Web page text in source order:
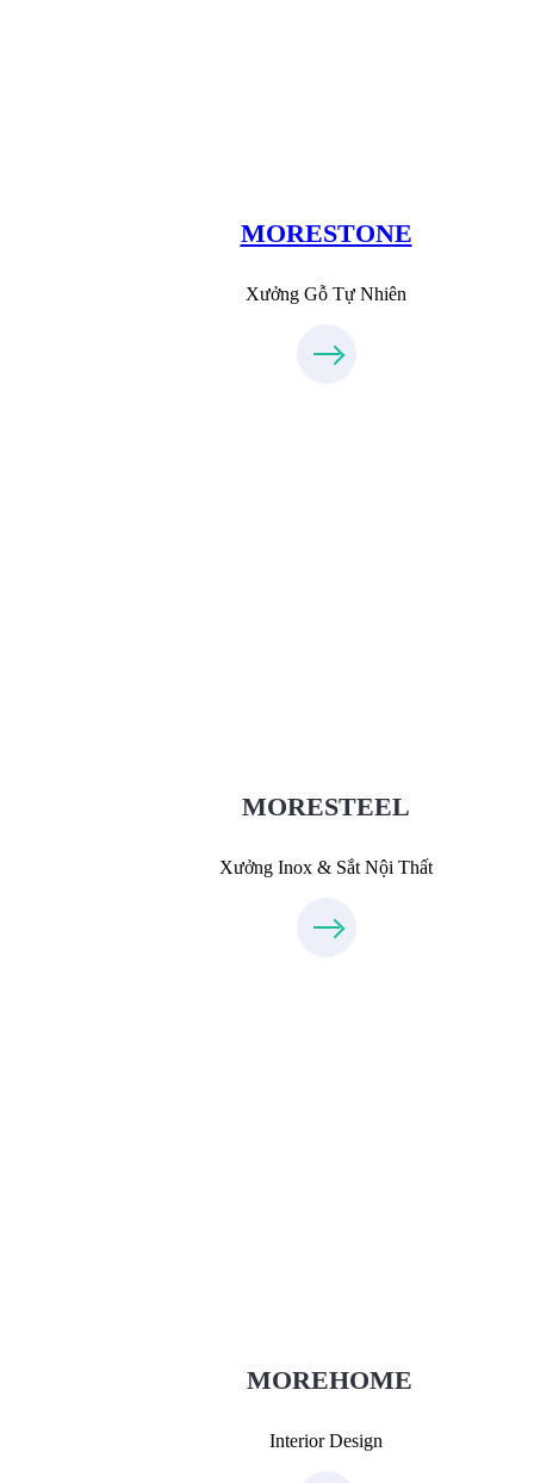
MORESTONE
Xưởng Gỗ Tự Nhiên
MORESTEEL
Xưởng Inox & Sắt Nội Thất
MOREHOME
Interior Design